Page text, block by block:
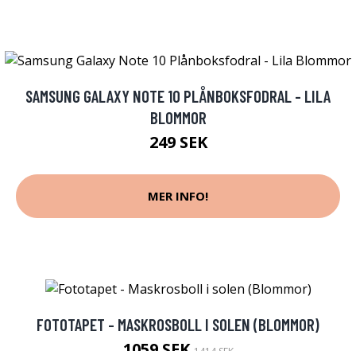
SAMSUNG GALAXY NOTE 10 PLÅNBOKSFODRAL - LILA
BLOMMOR
249 SEK
MER INFO!
FOTOTAPET - MASKROSBOLL I SOLEN (BLOMMOR)